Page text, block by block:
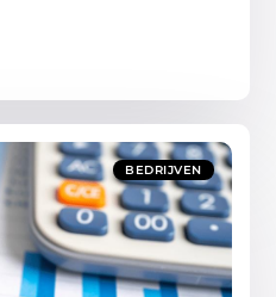
BEDRIJVEN